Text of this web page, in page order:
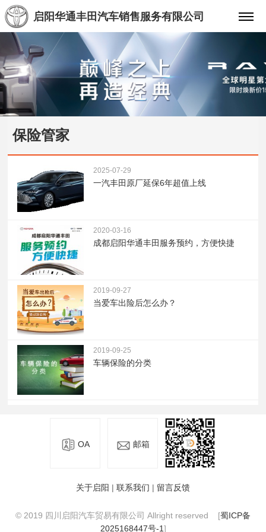
启阳华通丰田汽车销售服务有限公司
保险管家
2025-07-29
一汽丰田原厂延保6年超值上线
2020-03-16
成都启阳华通丰田服务预约，方便快捷
2019-09-27
当爱车出险后怎么办？
2019-09-25
车辆保险的分类
OA 邮箱
关于启阳 | 联系我们 | 留言反馈
© 2019 四川启阳汽车贸易有限公司 Allright reserved [蜀ICP备
2025168447号-1]